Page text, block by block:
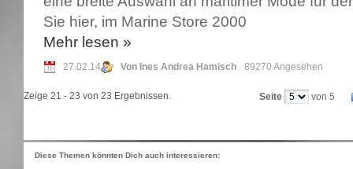
Sie hier, im Marine Store 2000
Mehr lesen »
27.02.14 Von Ines Andrea Hamisch 89270 Angesehen
Zeige 21 - 23 von 23 Ergebnissen. Seite von 5
Diese Themen könnten Dich auch interessieren: